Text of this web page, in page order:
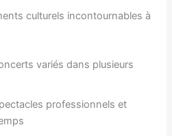
culturels incontournables à
variés dans plusieurs
professionnels et